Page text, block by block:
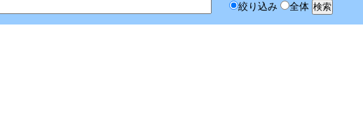
絞り込み 全体